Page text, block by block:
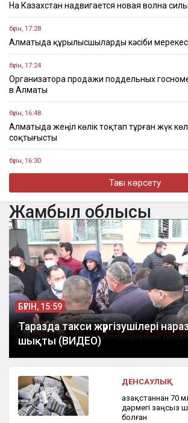
На Казахстан надвигается новая волна
бүгін, 17:28
Алматыда құрылысшыларды кәсіби
бүгін, 17:24
Организатора продажи поддельных
в Алматы
бүгін, 16:48
Алматыда жеңіл көлік тоқтап тұрған жүк
соқтығысты
бүгін, 16:30
Четыре бронзовые медали завоевали
бүгін, 16:11
«Әкем радикал емес»: қамаудағы
Тоқаевтан әділдік сұрады
Тағы көрсету
Жамбыл облысы
БҮГІН, 15:59
Таразда такси жүргізушілері
шықты (ВИДЕО)
ДЕНСАУЛЫҚ
Қазақстаннан 70
дәрмегі заңсыз
болған